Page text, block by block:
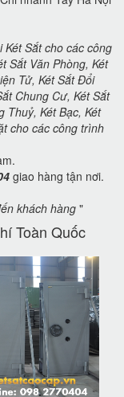
Sắt cho các công
Sắt Văn Phòng, Két
Tử, Két Sắt Đổi
Chung Cư, Két Sắt
Thuỷ, Két Bạc, Két
cho các công trình
giao hàng tận nơi.
khách hàng "
Toàn Quốc